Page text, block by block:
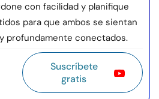
con facilidad y planifique
para que ambos se sientan
profundamente conectados.
Suscríbete
gratis